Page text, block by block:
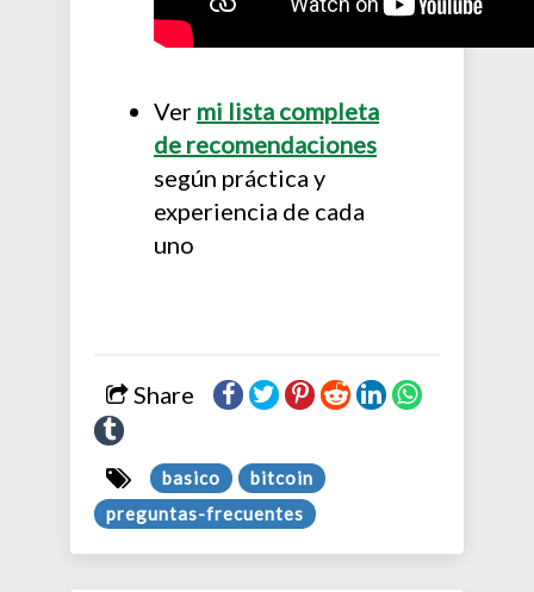
Ver mi lista completa
de recomendaciones
según práctica y
experiencia de cada
uno
Share
basico
bitcoin
preguntas-frecuentes